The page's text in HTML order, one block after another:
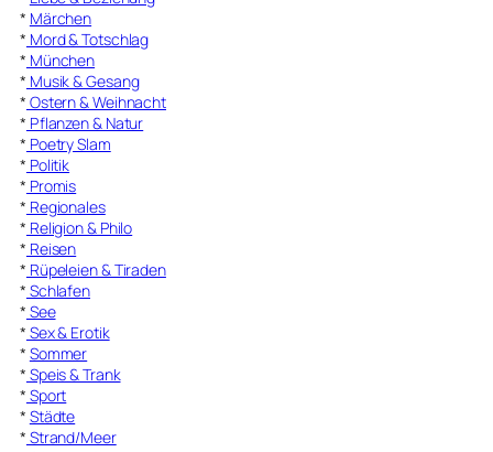
* Märchen
* Mord & Totschlag
* München
* Musik & Gesang
* Ostern & Weihnacht
* Pflanzen & Natur
* Poetry Slam
* Politik
* Promis
* Regionales
* Religion & Philo
* Reisen
* Rüpeleien & Tiraden
* Schlafen
* See
* Sex & Erotik
* Sommer
* Speis & Trank
* Sport
* Städte
* Strand/Meer